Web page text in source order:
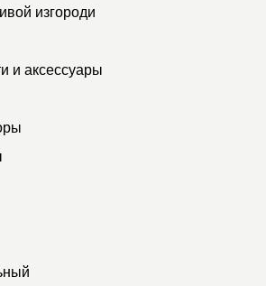
изгороди
и аксессуары